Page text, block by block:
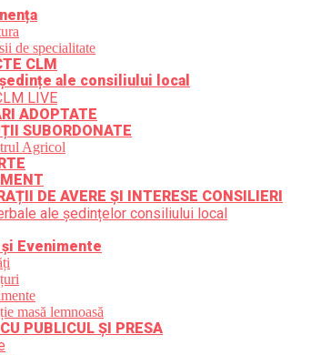
de specialitate
CLM
ale consiliului local
LIVE
ADOPTATE
SUBORDONATE
Agricol
DE AVERE ȘI INTERESE CONSILIERI
ale ședințelor consiliului local
Evenimente
masă lemnoasă
PUBLICUL ȘI PRESA